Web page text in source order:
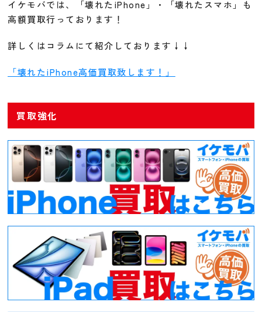
イケモバでは、「壊れたiPhone」・「壊れたスマホ」も
高額買取行っております！
詳しくはコラムにて紹介しております↓↓
「壊れたiPhone高価買取致します！」
買取強化